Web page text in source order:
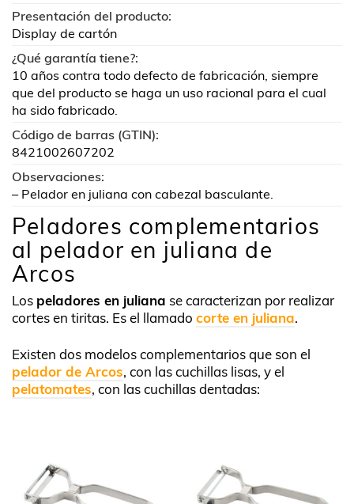
Presentación del producto:
Display de cartón
¿Qué garantía tiene?:
10 años contra todo defecto de fabricación, siempre
que del producto se haga un uso racional para el cual
ha sido fabricado.
Código de barras (GTIN):
8421002607202
Observaciones:
– Pelador en juliana con cabezal basculante.
Peladores complementarios
al pelador en juliana de
Arcos
Los peladores en juliana se caracterizan por realizar
cortes en tiritas. Es el llamado corte en juliana.
Existen dos modelos complementarios que son el
pelador de Arcos, con las cuchillas lisas, y el
pelatomates, con las cuchillas dentadas: